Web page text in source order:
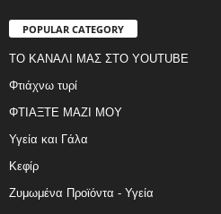
POPULAR CATEGORY
ΤΟ ΚΑΝΑΛΙ ΜΑΣ ΣΤΟ YOUTUBE
Φτιάχνω τυρί
ΦΤΙΑΞΤΕ ΜΑΖΙ ΜΟΥ
Υγεία και Γάλα
Κεφίρ
Ζυμωμένα Προϊόντα - Υγεία